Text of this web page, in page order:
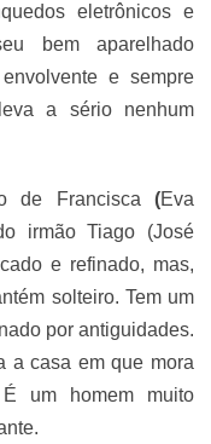
eletrônicos e
bem aparelhado
e sempre
a sério nenhum
de Francisca(Eva
irmão Tiago (José
e refinado, mas,
solteiro. Tem um
por antiguidades.
a casa em que mora
um homem muito